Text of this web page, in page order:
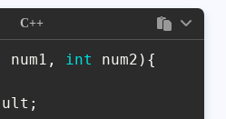
num1 , int num2 ) {
;
C++